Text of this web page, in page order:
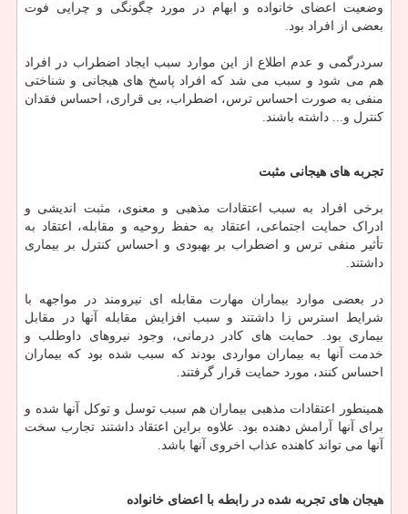
وضعیت اعضای خانواده و ابهام در مورد چگونگی و چرایی فوت
بعضی از افراد بود.
سردرگمی و عدم اطلاع از این موارد سبب ایجاد اضطراب در افراد
هم می شود و سبب می شد که افراد پاسخ های هیجانی و شناختی
منفی به صورت احساس ترس، اضطراب، بی قراری، احساس فقدان
کنترل و... داشته باشند.
تجربه های هیجانی مثبت
برخی افراد به سبب اعتقادات مذهبی و معنوی، مثبت اندیشی و
ادراک حمایت اجتماعی، اعتقاد به حفظ روحیه و مقابله، اعتقاد به
تأثیر منفی ترس و اضطراب بر بهبودی و احساس کنترل بر بیماری
داشتند.
در بعضی موارد بیماران مهارت مقابله ای نیرومند در مواجهه با
شرایط استرس زا داشتند و سبب افزایش مقابله آنها در مقابل
بیماری بود. حمایت های کادر درمانی، وجود نیروهای داوطلب و
خدمت آنها به بیماران مواردی بودند که سبب شده بود که بیماران
احساس کنند، مورد حمایت قرار گرفتند.
همینطور اعتقادات مذهبی بیماران هم سبب توسل و توکل آنها شده و
برای آنها آرامش دهنده بود. علاوه براین اعتقاد داشتند تجارب سخت
آنها می تواند کاهنده عذاب اخروی آنها باشد.
هیجان های تجربه شده در رابطه با اعضای خانواده